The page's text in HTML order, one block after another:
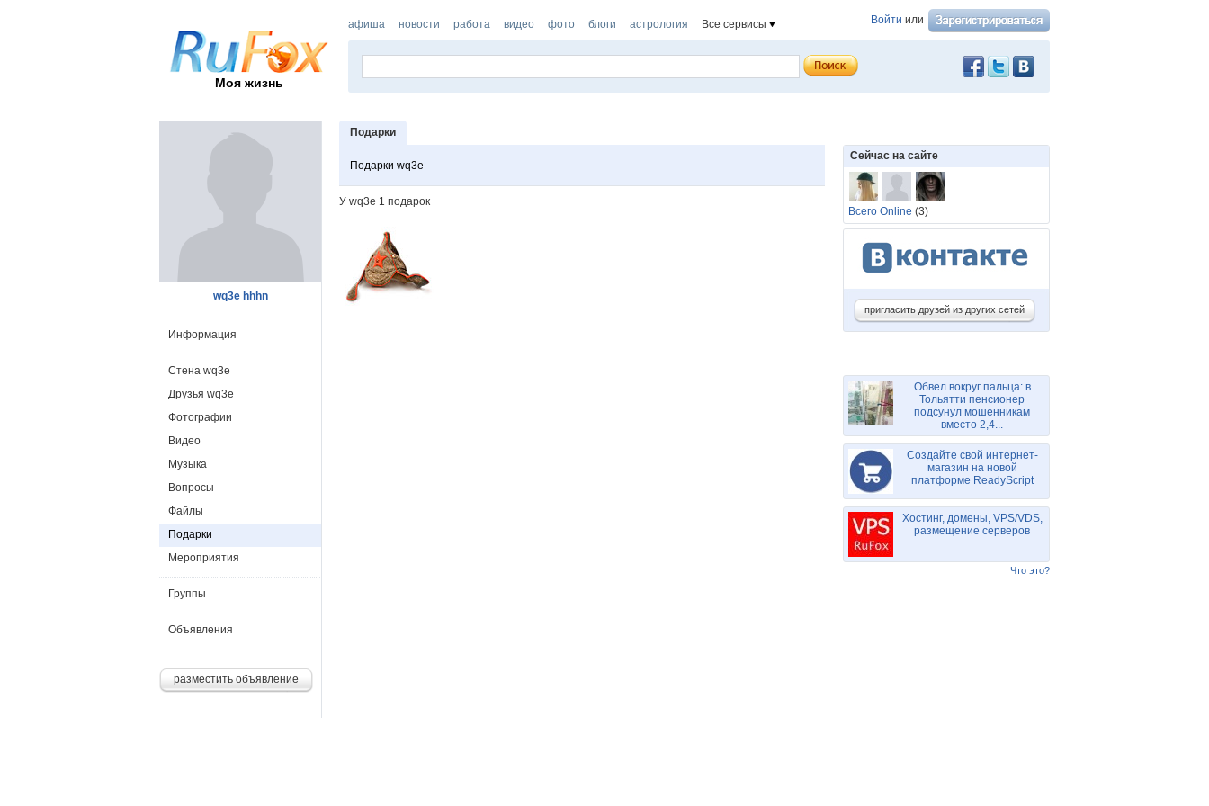
Моя жизнь
Войти или
афиша новости работа видео фото блоги астрология Все сервисы
Подарки
Подарки wq3e
У wq3e 1 подарок
wq3e hhhn
Информация
Стена wq3e
Друзья wq3e
Фотографии
Видео
Музыка
Вопросы
Файлы
Подарки
Мероприятия
Группы
Объявления
разместить объявление
Сейчас на сайте
Всего Online (3)
пригласить друзей из других сетей
Обвел вокруг пальца: в
Тольятти пенсионер
подсунул мошенникам
вместо 2,4...
Создайте свой интернет-
магазин на новой
платформе ReadyScript
Хостинг, домены, VPS/VDS,
размещение серверов
Что это?